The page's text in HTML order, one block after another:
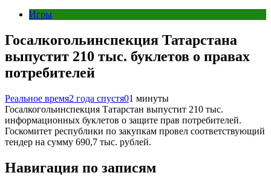
Игры
Госалкогольинспекция Татарстана
выпустит 210 тыс. буклетов о правах
потребителей
Реальное время2 года спустя01 минуты
Госалкогольинспекция Татарстан выпустит 210 тыс.
информационных буклетов о защите прав потребителей.
Госкомитет республики по закупкам провел соответствующий
тендер на сумму 690,7 тыс. рублей.
Навигация по записям